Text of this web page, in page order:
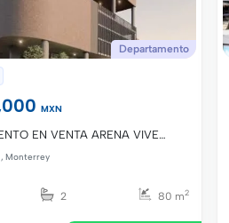
Departamento
MXN
EN VENTA ARENA VIVE
, Monterrey
2 80 m2